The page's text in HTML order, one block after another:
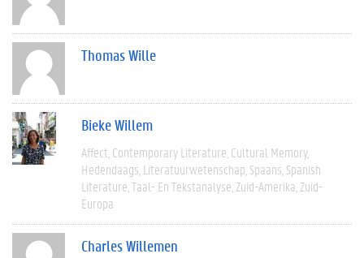
Thomas Wille
Bieke Willem
Affect Contemporary Literature Cultural Memory
Hedendaags Literatuurwetenschap Spaans Spanish
Literature Taal- En Tekstanalyse Zuid-Amerika Zuid-
Europa
Charles Willemen